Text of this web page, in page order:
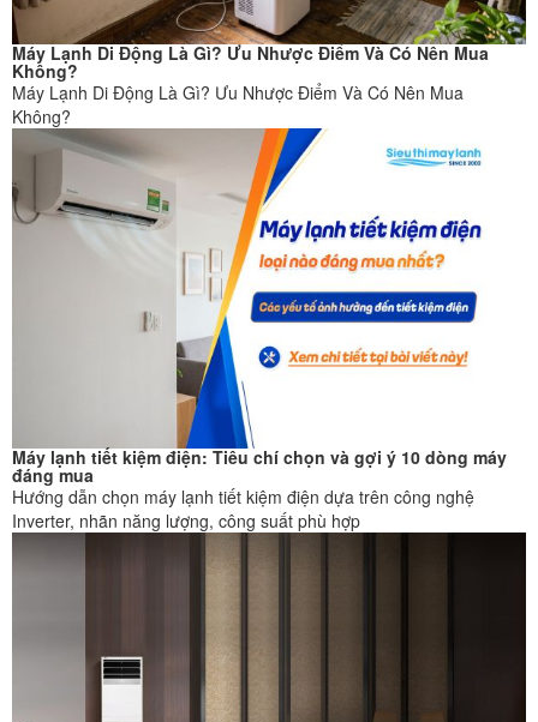
Máy Lạnh Di Động Là Gì? Ưu Nhược Điểm Và Có Nên Mua
Không?
Máy Lạnh Di Động Là Gì? Ưu Nhược Điểm Và Có Nên Mua
Không?
Máy lạnh tiết kiệm điện: Tiêu chí chọn và gợi ý 10 dòng máy
đáng mua
Hướng dẫn chọn máy lạnh tiết kiệm điện dựa trên công nghệ
Inverter, nhãn năng lượng, công suất phù hợp